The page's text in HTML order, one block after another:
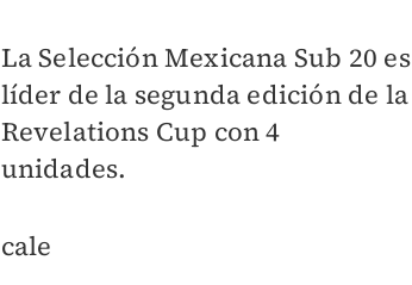
La Selección Mexicana Sub 20 es
líder de la segunda edición de la
Revelations Cup con 4
unidades.
cale